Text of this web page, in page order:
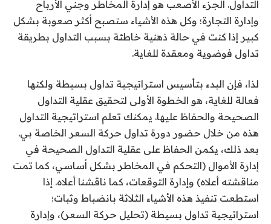
التداول. الجزء الأصعب هو إدارة المخاطر وجني الأرباح
وإدارة التجارة؛ وكل هذه الأشياء ستصبح أكثر صعوبة بشكل
كبير إذا كنت في حالة ذهنية خاطئة بسبب التداول بطريقة
تداول فوضوية ومعقدة للغاية.
لذا، فإن البدء بتأسيس استراتيجية تداول بسيطة ولكنها
فعالة للغاية، هو الخطوة الأولى لتحقيق عقلية التداول
الصحيحة والحفاظ عليها. يمكنك تعلم استراتيجية التداول
هذه من خلال حضور دورة تداول حركة السعر الخاصة بي.
بعد ذلك، يكمن الحفاظ على عقلية التداول الصحيحة في
إدارة الأموال (التحكم في المخاطر بشكل أساسي، كما تمت
مناقشته أعلاه) وإدارة التوقعات، كما ناقشنا أعلاه. إذا
استطعت تنفيذ هذه الأشياء الثلاثة بانضباط وثبات؛
استراتيجية تداول بسيطة (تحليل حركة السعر)، وإدارة